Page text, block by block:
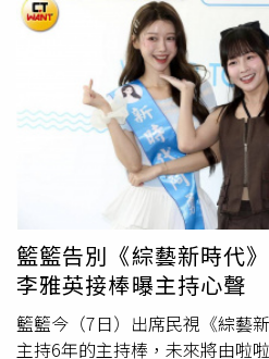
酸民開戰」，小S好奇追問：「
笑回：「應該算輸吧！」再次引
己的抗酸民哲學，自爆自己有一
理，不論好壞都會傳給她，但看
後來她直接對助理下令「只准
派翠克聽完忍不住吐槽：「那
嗎？」小S秒回：「後來就沒新
Sandy還在節目中忍不住控訴經
錄影結束後不小心搞丟她三雙
心理攻擊，冷不防吐槽她：「妳
緊張到整個人都腫起來了嗎？」
是有人敢這樣跟我說，我絕對會
主持《小姐不熙娣》，新一集嘉
Sandy。（圖／東森綜合台提供
男生」，小S一聽立刻八卦地指
妳有可能會喜歡派翠克 耶，因
派翠克：「第一次看
派翠克大讚：「很有氣質
再度起鬨：「你該不會不小心
卦連環炮，讓 Elly 聽完崩潰大
種噁爛的問題啦！」超直白的
婚姻，小S坦言面對網友時常唱
機問女兒：「在妳眼中，爸爸媽
Elly甜笑表示，爸媽的相處既甜
他們每天講早安、晚安都還是會
在沙發上追劇。」Elly更透露，
長輩架子，宛如朋友般的相處模
小S虧比演員難訪問。（圖／東
籃籃告別《綜藝新時代
李雅英接棒曝主持心聲
籃籃今（7日）出席民視《綜藝
主持6年的主持棒，未來將由啦